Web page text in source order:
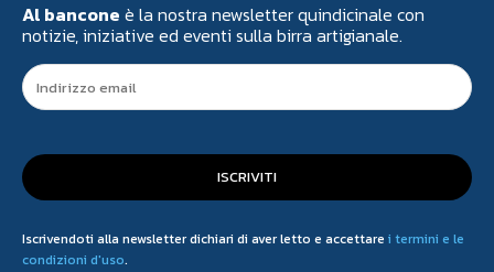
Al bancone è la nostra newsletter quindicinale con
notizie, iniziative ed eventi sulla birra artigianale.
ISCRIVITI
Iscrivendoti alla newsletter dichiari di aver letto e accettare i termini e le
condizioni d'uso.